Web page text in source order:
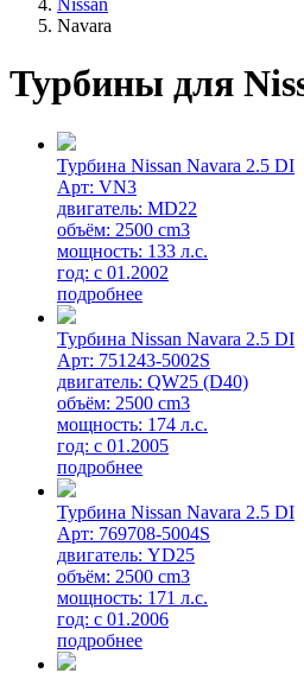
Nissan
Navara
Турбины для
Турбина Nissan Navara 2.5 DI
Арт: VN3
двигатель: MD22
объём: 2500 cm3
мощность: 133 л.с.
год: с 01.2002
подробнее
Турбина Nissan Navara 2.5 DI
Арт: 751243-5002S
двигатель: QW25 (D40)
объём: 2500 cm3
мощность: 174 л.с.
год: с 01.2005
подробнее
Турбина Nissan Navara 2.5 DI
Арт: 769708-5004S
двигатель: YD25
объём: 2500 cm3
мощность: 171 л.с.
год: с 01.2006
подробнее